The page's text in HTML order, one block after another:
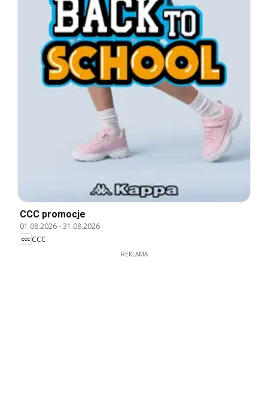
CCC promocje
01.08.2026-31.08.2026
CCC
REKLAMA